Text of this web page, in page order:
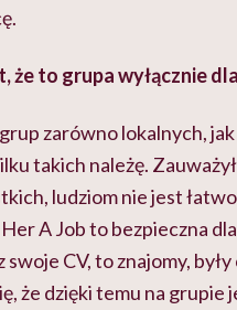
że to grupa wyłącznie
zarówno lokalnych,
takich należę.
ludziom nie jest
A Job to bezpieczna
CV, to znajomy,
że dzięki temu na